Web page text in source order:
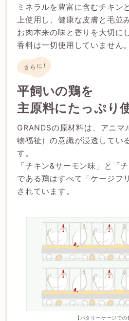
ミネラルを豊富に含むチキン
上使用し、健康な皮膚と毛並
お肉本来の味と香りを大切に
香料は一切使用していません。
平飼いの鶏を
主原料にたっぷり
GRANDSの原材料は、アニマ
物福祉）の意識が浸透してい
す。
「チキン&サーモン味」と「
である鶏はすべて「ケージフ
されています。
【バタリーケージでの